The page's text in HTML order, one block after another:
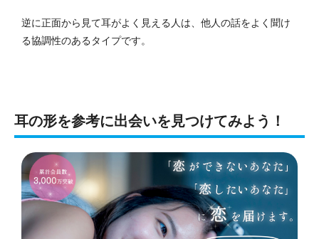
逆に正面から見て耳がよく見える人は、他人の話をよく聞け
る協調性のあるタイプです。
耳の形を参考に出会いを見つけてみよう！